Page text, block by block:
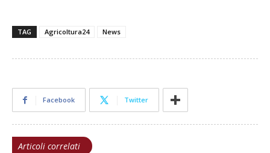
TAG Agricoltura24 News
Facebook Twitter
Articoli correlati